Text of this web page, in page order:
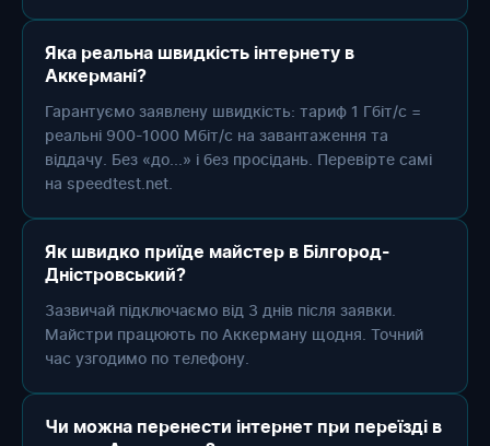
Яка реальна швидкість інтернету в
Аккермані?
Гарантуємо заявлену швидкість: тариф 1 Гбіт/с =
реальні 900-1000 Мбіт/с на завантаження та
віддачу. Без «до...» і без просідань. Перевірте самі
на speedtest.net.
Як швидко приїде майстер в Білгород-
Дністровський?
Зазвичай підключаємо від 3 днів після заявки.
Майстри працюють по Аккерману щодня. Точний
час узгодимо по телефону.
Чи можна перенести інтернет при переїзді в